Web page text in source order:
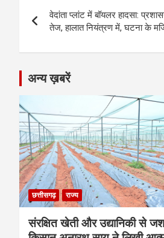
o
o
k
g
er
A
p
p
a
navigation
वेदांता प्लांट में बॉयलर हादसा:
तेज, हालात नियंत्रण में, घटना के
अन्य ख़बरें
छत्तीसगढ़ राज्य
संरक्षित खेती और उद्यानिकी से